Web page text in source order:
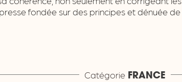
fondée sur des principes et dénuée de
Catégorie FRANCE